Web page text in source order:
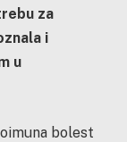
za
i
u
bolest